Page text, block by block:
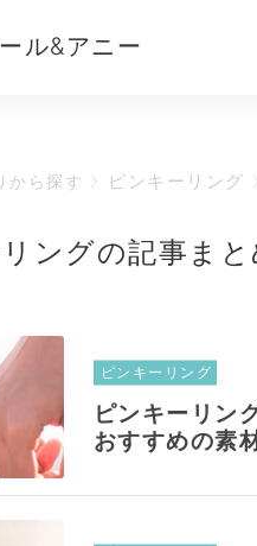
ル&アニー
から探す ピンキーリング
ングの記事まと
ピンキーリング
ピンキーリン
おすすめの素